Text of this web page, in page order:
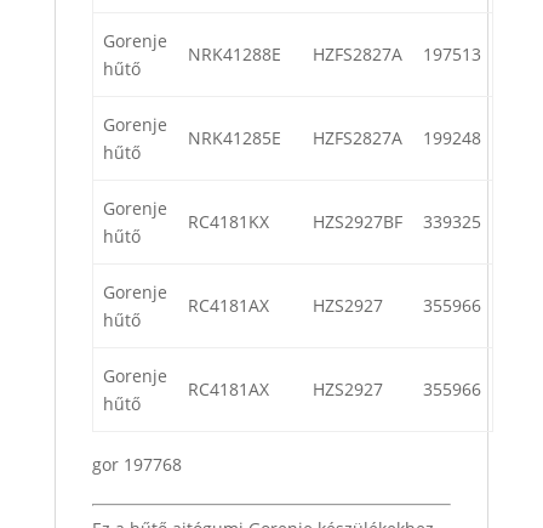
Gorenje
hűtő
NRK41288E HZFS2827A 197513
Gorenje
hűtő
NRK41285E HZFS2827A 199248
Gorenje
hűtő
RC4181KX HZS2927BF 339325
Gorenje
hűtő
RC4181AX HZS2927 355966
Gorenje
hűtő
RC4181AX HZS2927 355966
gor 197768